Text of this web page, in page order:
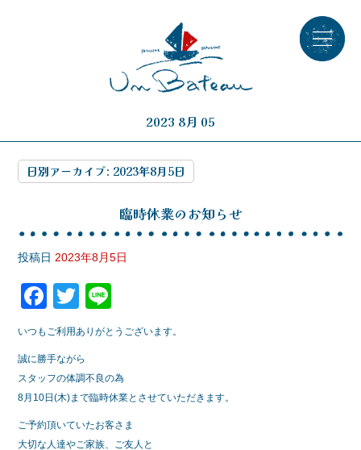
2023 8月 05
日別アーカイブ: 2023年8月5日
臨時休業のお知らせ
投稿日 2023年8月5日
F
a
c
e
b
o
T
wi
tt
er
n
いつもご利用ありがとうございます。
誠に勝手ながら
スタッフの体調不良の為
8月10日(木)まで臨時休業とさせていただきます。
ご予約頂いていたお客さま
大切な人達やご家族、ご友人と